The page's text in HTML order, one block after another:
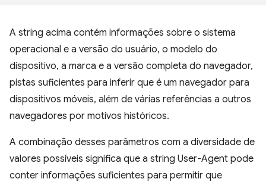
A string acima contém informações sobre o sistema
operacional e a versão do usuário, o modelo do
dispositivo, a marca e a versão completa do navegador,
pistas suficientes para inferir que é um navegador para
dispositivos móveis, além de várias referências a outros
navegadores por motivos históricos.
A combinação desses parâmetros com a diversidade de
valores possíveis significa que a string User-Agent pode
conter informações suficientes para permitir que